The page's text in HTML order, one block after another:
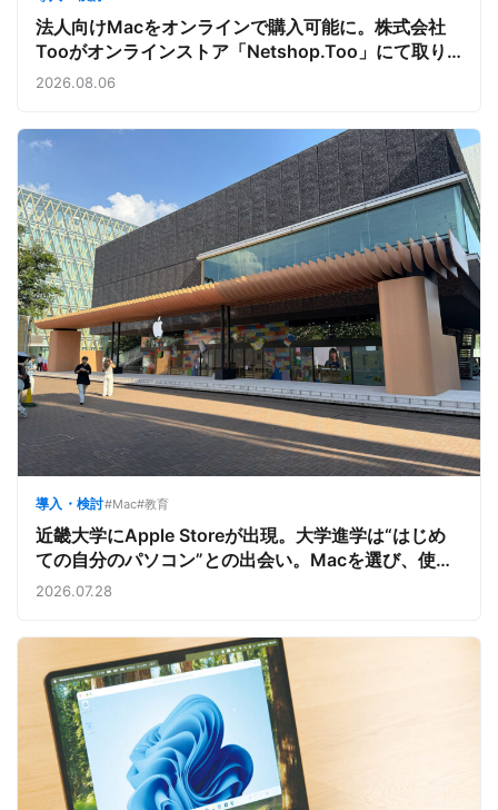
法人向けMacをオンラインで購入可能に。株式会社
Tooがオンラインストア「Netshop.Too」にて取り
扱いをスタート。デバイス調達の手間を減らし、スピ
2026.08.06
導入・検討#Mac#教育
近畿大学にApple Storeが出現。大学進学は“はじめ
ての自分のパソコン”との出会い。Macを選び、使う
魅力と楽しさを、夏のオープンキャンパスでアピール
2026.07.28